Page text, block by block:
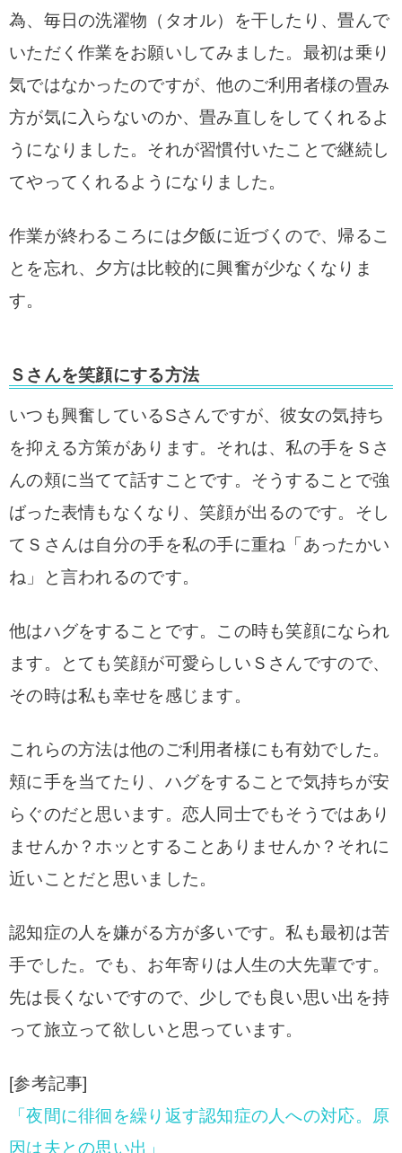
為、毎日の洗濯物（タオル）を干したり、畳んで
いただく作業をお願いしてみました。最初は乗り
気ではなかったのですが、他のご利用者様の畳み
方が気に入らないのか、畳み直しをしてくれるよ
うになりました。それが習慣付いたことで継続し
てやってくれるようになりました。
作業が終わるころには夕飯に近づくので、帰るこ
とを忘れ、夕方は比較的に興奮が少なくなりま
す。
Ｓさんを笑顔にする方法
いつも興奮しているSさんですが、彼女の気持ち
を抑える方策があります。それは、私の手をＳさ
んの頬に当てて話すことです。そうすることで強
ばった表情もなくなり、笑顔が出るのです。 そし
てＳさんは自分の手を私の手に重ね「あったかい
ね」と言われるのです。
他はハグをすることです。この時も笑顔になられ
ます。とても笑顔が可愛らしいＳさんですので、
その時は私も幸せを感じます。
これらの方法は他のご利用者様にも有効でした。
頬に手を当てたり、ハグをすることで気持ちが安
らぐのだと思います。恋人同士でもそうではあり
ませんか？ホッとすることありませんか？それに
近いことだと思いました。
認知症の人を嫌がる方が多いです。私も最初は苦
手でした。でも、お年寄りは人生の大先輩です。
先は長くないですので、少しでも良い思い出を持
って旅立って欲しいと思っています。
[参考記事]
「夜間に徘徊を繰り返す認知症の人への対応。原
因は夫との思い出」